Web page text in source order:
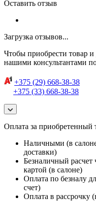
Оставить отзыв
Загрузка отзывов...
Чтобы приобрести товар и
нашими консультантами
+375 (29) 668-38-38
+375 (33) 668-38-38
Оплата за приобретенный
Наличными (в
доставки)
Безналичный расчет
картой (в салоне)
Оплата по безналу
счет)
Оплата в рассрочку